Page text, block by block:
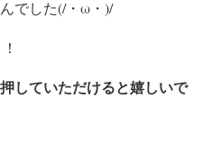
でした(/・ω・)/
していただけると嬉しいで